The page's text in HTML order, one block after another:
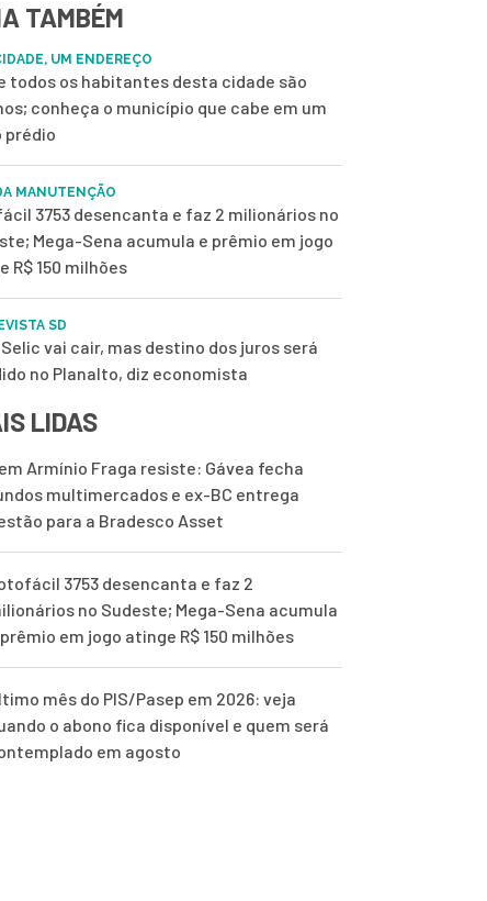
TAMBÉM
UM ENDEREÇO
todos os habitantes desta cidade são
conheça o município que cabe em um
prédio
MANUTENÇÃO
3753 desencanta e faz 2 milionários no
Mega-Sena acumula e prêmio em jogo
R$ 150 milhões
SD
vai cair, mas destino dos juros será
no Planalto, diz economista
LIDAS
Armínio Fraga resiste: Gávea fecha
multimercados e ex-BC entrega
para a Bradesco Asset
3753 desencanta e faz 2
no Sudeste; Mega-Sena acumula
em jogo atinge R$ 150 milhões
mês do PIS/Pasep em 2026: veja
o abono fica disponível e quem será
em agosto